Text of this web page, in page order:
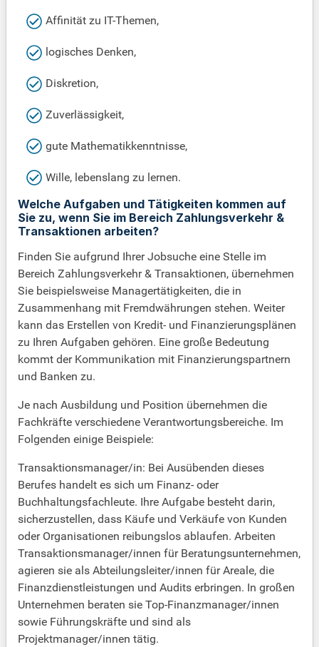
Affinität zu IT-Themen,
logisches Denken,
Diskretion,
Zuverlässigkeit,
gute Mathematikkenntnisse,
Wille, lebenslang zu lernen.
Welche Aufgaben und Tätigkeiten kommen auf
Sie zu, wenn Sie im Bereich Zahlungsverkehr &
Transaktionen arbeiten?
Finden Sie aufgrund Ihrer Jobsuche eine Stelle im
Bereich Zahlungsverkehr & Transaktionen, übernehmen
Sie beispielsweise Managertätigkeiten, die in
Zusammenhang mit Fremdwährungen stehen. Weiter
kann das Erstellen von Kredit- und Finanzierungsplänen
zu Ihren Aufgaben gehören. Eine große Bedeutung
kommt der Kommunikation mit Finanzierungspartnern
und Banken zu.
Je nach Ausbildung und Position übernehmen die
Fachkräfte verschiedene Verantwortungsbereiche. Im
Folgenden einige Beispiele:
Transaktionsmanager/in: Bei Ausübenden dieses
Berufes handelt es sich um Finanz- oder
Buchhaltungsfachleute. Ihre Aufgabe besteht darin,
sicherzustellen, dass Käufe und Verkäufe von Kunden
oder Organisationen reibungslos ablaufen. Arbeiten
Transaktionsmanager/innen für Beratungsunternehmen,
agieren sie als Abteilungsleiter/innen für Areale, die
Finanzdienstleistungen und Audits erbringen. In großen
Unternehmen beraten sie Top-Finanzmanager/innen
sowie Führungskräfte und sind als
Projektmanager/innen tätig.